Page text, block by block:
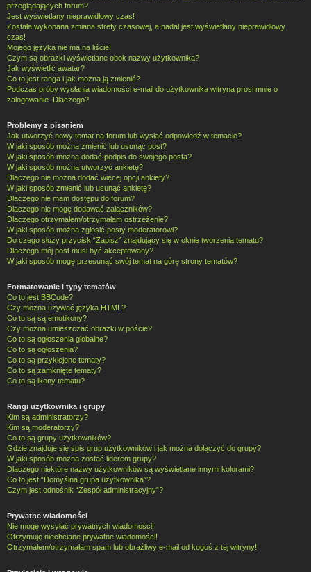
przeglądających forum?
Jest wyświetlany nieprawidłowy czas!
Została wykonana zmiana strefy czasowej, a nadal jest wyświetlany nieprawidłowy
czas!
Mojego języka nie ma na liście!
Czym są obrazki wyświetlane obok nazwy użytkownika?
Jak wyświetlić awatar?
Co to jest ranga i jak można ją zmienić?
Podczas próby wysłania wiadomości e-mail do użytkownika witryna prosi mnie o
zalogowanie. Dlaczego?
Problemy z pisaniem
Jak utworzyć nowy temat na forum lub wysłać odpowiedź w temacie?
W jaki sposób można zmienić lub usunąć post?
W jaki sposób można dodać podpis do swojego posta?
W jaki sposób można utworzyć ankietę?
Dlaczego nie można dodać więcej opcji ankiety?
W jaki sposób zmienić lub usunąć ankietę?
Dlaczego nie mam dostępu do forum?
Dlaczego nie mogę dodawać załączników?
Dlaczego otrzymałem/otrzymałam ostrzeżenie?
W jaki sposób można zgłosić posty moderatorowi?
Do czego służy przycisk “Zapisz” znajdujący się w oknie tworzenia tematu?
Dlaczego mój post musi być akceptowany?
W jaki sposób mogę przesunąć swój temat na górę strony tematów?
Formatowanie i typy tematów
Co to jest BBCode?
Czy można używać języka HTML?
Co to są są emotikony?
Czy można umieszczać obrazki w poście?
Co to są ogłoszenia globalne?
Co to są ogłoszenia?
Co to są przyklejone tematy?
Co to są zamknięte tematy?
Co to są ikony tematu?
Rangi użytkownika i grupy
Kim są administratorzy?
Kim są moderatorzy?
Co to są grupy użytkowników?
Gdzie znajduje się spis grup użytkowników i jak można dołączyć do grupy?
W jaki sposób można zostać liderem grupy?
Dlaczego niektóre nazwy użytkowników są wyświetlane innymi kolorami?
Co to jest “Domyślna grupa użytkownika”?
Czym jest odnośnik “Zespół administracyjny”?
Prywatne wiadomości
Nie mogę wysyłać prywatnych wiadomości!
Otrzymuję niechciane prywatne wiadomości!
Otrzymałem/otrzymałam spam lub obraźliwy e-mail od kogoś z tej witryny!